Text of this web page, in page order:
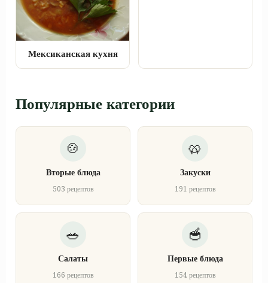
Мексиканская кухня
Популярные категории
Вторые блюда
503 рецептов
Закуски
191 рецептов
Салаты
166 рецептов
Первые блюда
154 рецептов